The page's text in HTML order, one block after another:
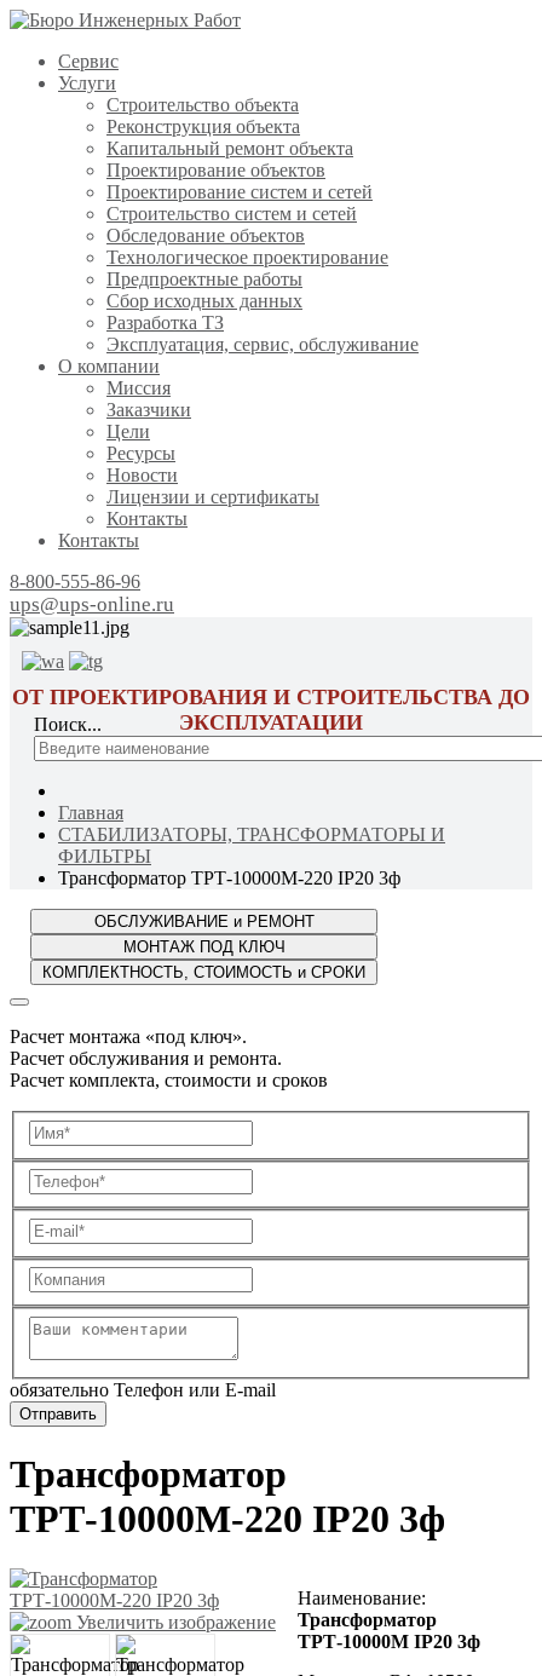
Сервис
Услуги
Строительство объекта
Реконструкция объекта
Капитальный ремонт объекта
Проектирование объектов
Проектирование систем и сетей
Строительство систем и сетей
Обследование объектов
Технологическое проектирование
Предпроектные работы
Сбор исходных данных
Разработка ТЗ
Эксплуатация, сервис, обслуживание
О компании
Миссия
Заказчики
Цели
Ресурсы
Новости
Лицензии и сертификаты
Контакты
Контакты
8-800-555-86-96
ups@ups-online.ru
ОТ ПРОЕКТИРОВАНИЯ И СТРОИТЕЛЬСТВА ДО
ЭКСПЛУАТАЦИИ
Поиск...
Главная
СТАБИЛИЗАТОРЫ, ТРАНСФОРМАТОРЫ И
ФИЛЬТРЫ
Трансформатор ТРТ-10000М-220 IP20 3ф
Расчет монтажа «под ключ».
Расчет обслуживания и ремонта.
Расчет комплекта, стоимости и сроков
обязательно Телефон или E-mail
Трансформатор
ТРТ-10000М-220 IP20 3ф
Увеличить изображение
Наименование:
Трансформатор
ТРТ-10000М IP20 3ф